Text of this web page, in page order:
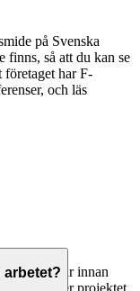
på Svenska
finns, så att du kan se
företaget har F-
och läs
och
försäkringar innan
arbetet?